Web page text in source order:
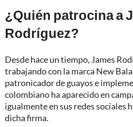
¿Quién patrocina a
Rodríguez?
Desde hace un tiempo, James
trabajando con la marca New
patronicador de guayos e
colombiano ha aparecido en
igualmente en sus redes sociales
dicha firma.